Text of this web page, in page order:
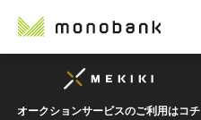
オークションサービスのご利用はコチ